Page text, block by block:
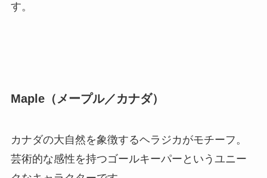
す。
Maple（メープル／カナダ）
カナダの大自然を象徴するヘラジカがモチーフ。
芸術的な感性を持つゴールキーパーというユニー